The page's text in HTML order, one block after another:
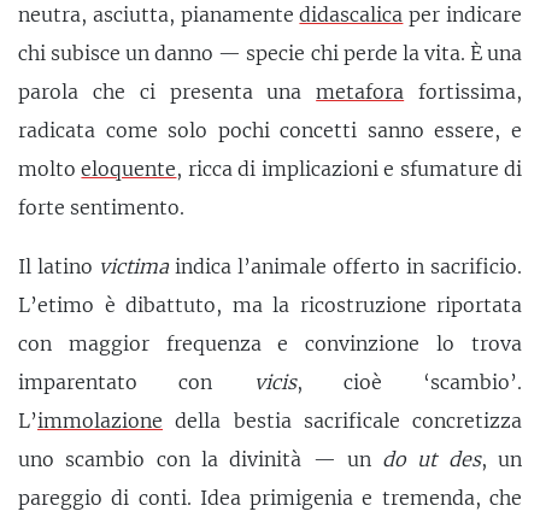
neutra, asciutta, pianamentedidascalica per indicare
chi subisce un danno — specie chi perde la vita. È una
parola che ci presenta unametafora fortissima,
radicata come solo pochi concetti sanno essere, e
moltoeloquente, ricca di implicazioni e sfumature di
forte sentimento.
Il latino victimaindica l’animale offerto in sacrificio.
L’etimo è dibattuto, ma la ricostruzione riportata
con maggior frequenza e convinzione lo trova
imparentato con
vicis, cioè ‘scambio’.
L’immolazione della bestia sacrificale concretizza
uno scambio con la divinità — un do ut des, un
pareggio di conti. Idea primigenia e tremenda, che